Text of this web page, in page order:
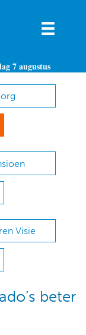
7 augustus
Visie
beter